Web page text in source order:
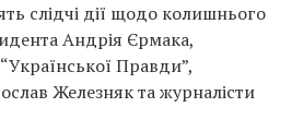
слідчі дії щодо колишнього
Андрія Єрмака,
Правди”,
Железняк та журналісти